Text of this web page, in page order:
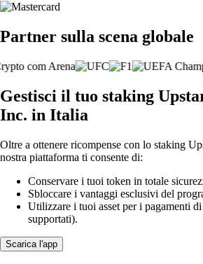
Partner sulla scena globale
Gestisci il tuo staking
Inc. in Italia
Oltre a ottenere ricompense con lo staking
nostra piattaforma ti consente di:
Conservare i tuoi token in totale
Sbloccare i vantaggi esclusivi del
Utilizzare i tuoi asset per i pagamenti
supportati).
Scarica l'app